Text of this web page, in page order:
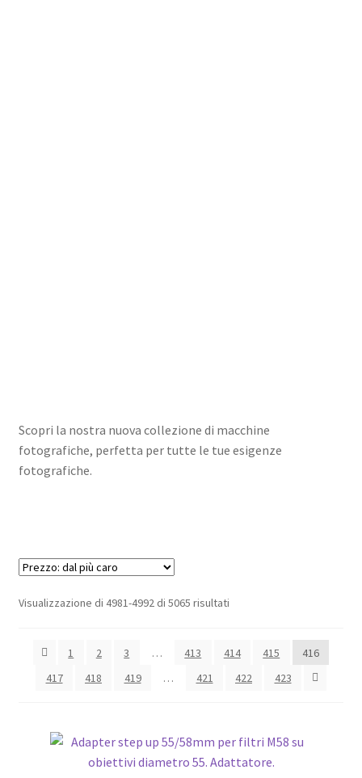
Scopri la nostra nuova collezione di macchine
fotografiche, perfetta per tutte le tue esigenze
fotografiche.
Visualizzazione di 4981-4992 di 5065 risultatiPrezzo:
caro
1 2 3 … 413 414 415
416
417
418 419 … 421 422 423